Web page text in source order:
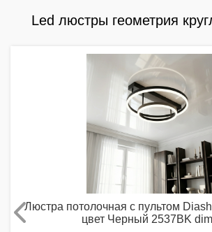
Led люстры геометрия
Люстра потолочная с пультом
цвет Черный 2537BK